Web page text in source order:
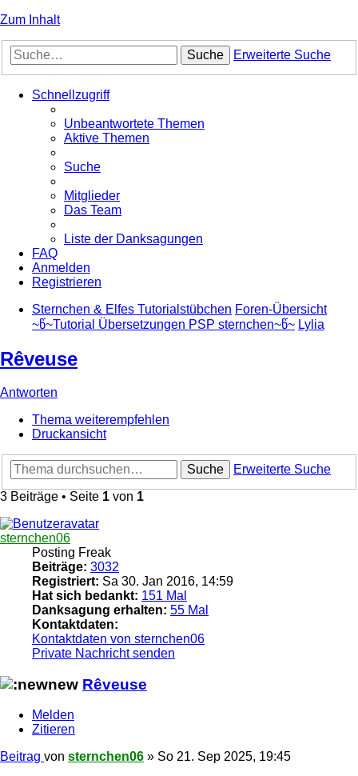
Zum Inhalt
Suche Erweiterte Suche
Schnellzugriff
Unbeantwortete Themen
Aktive Themen
Suche
Mitglieder
Das Team
Liste der Danksagungen
FAQ
Anmelden
Registrieren
Sternchen & Elfes Tutorialstübchen Foren-Übersicht
~წ~Tutorial Übersetzungen PSP sternchen~წ~ Lylia
Rêveuse
Antworten
Thema weiterempfehlen
Druckansicht
Suche
Erweiterte Suche
3 Beiträge • Seite 1 von 1
sternchen06
Posting Freak
Beiträge: 3032
Registriert: Sa 30. Jan 2016, 14:59
Hat sich bedankt: 151 Mal
Danksagung erhalten: 55 Mal
Kontaktdaten:
Kontaktdaten von sternchen06
Private Nachricht senden
Rêveuse
Melden
Zitieren
Beitrag von sternchen06 » So 21. Sep 2025, 19:45